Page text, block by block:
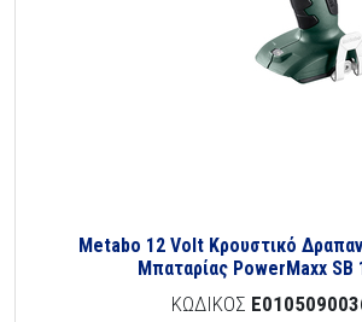
Metabo 12 Volt Κρουστικό
Μπαταρίας PowerMaxx SB
ΚΩΔΙΚΟΣ